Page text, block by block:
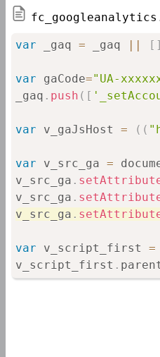
var _gaq = _gaq [ ]
var gaCode="UA-
_gaq . push ( [
var v_gaJsHost = ( (
var v_src_ga =
v_src_ga .
v_src_ga .
v_src_ga .
var v_script_first =
v_script_first .